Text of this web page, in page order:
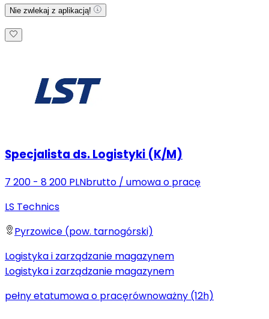
Nie zwlekaj z aplikacją!
Specjalista ds. Logistyki (K/M)
7 200 - 8 200 PLNbrutto / umowa o pracę
LS Technics
Pyrzowice (pow. tarnogórski)
Logistyka i zarządzanie magazynem
Logistyka i zarządzanie magazynem
pełny etatumowa o pracęrównoważny (12h)